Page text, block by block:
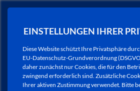
EINSTELLUNGEN IHRER
Diese Website schützt Ihre Privatsphäre
EU-Datenschutz-Grundverordnung
daher zunächst nur Cookies, die für den
zwingend erforderlich sind. Zusätzliche
Ihrer aktiven Zustimmung verwendet. Bitte